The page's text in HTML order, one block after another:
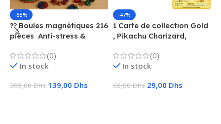
-55%
?? Boules magnétiques 216
pièces  Anti-stress &
(0)
In stock
309,00Dhs 139,00 Dhs
-47%
1 Carte de collection Gold
, Pikachu Charizard,
(0)
In stock
55,00Dhs 29,00 Dhs